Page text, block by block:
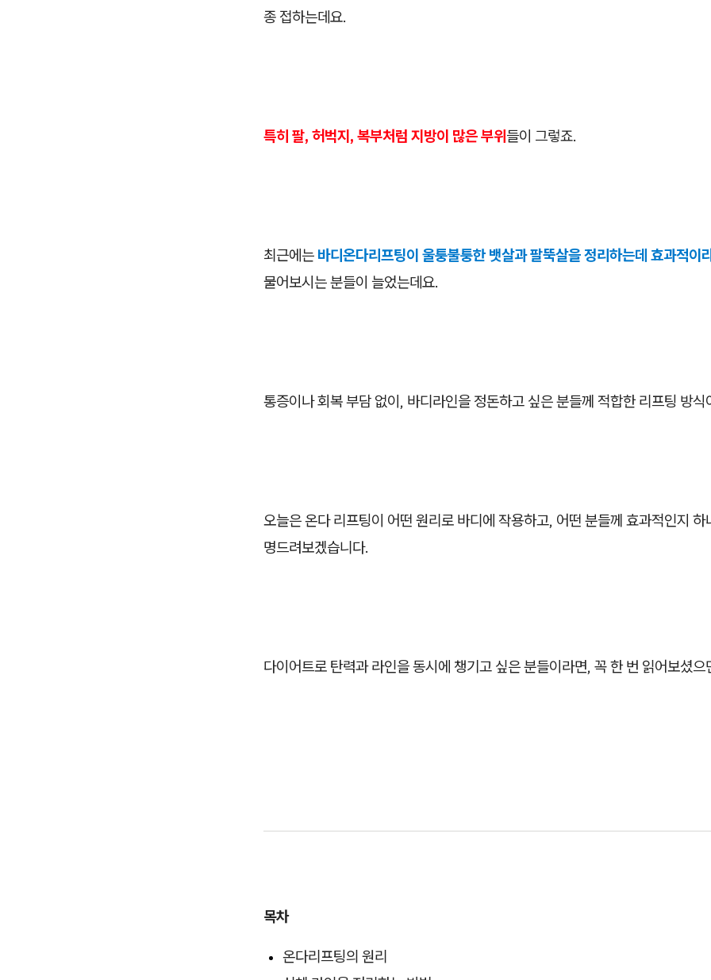
종 접하는데요.
특히 팔, 허벅지, 복부처럼 지방이 많은 부위들이 그렇죠.
최근에는 바디온다리프팅이 울퉁불퉁한 뱃살과 팔뚝살을 정리하는데 효과적이
물어보시는 분들이 늘었는데요.
통증이나 회복 부담 없이, 바디라인을 정돈하고 싶은 분들께 적합한 리프팅 방식
오늘은 온다 리프팅이 어떤 원리로 바디에 작용하고, 어떤 분들께 효과적인지 하
명드려보겠습니다.
다이어트로 탄력과 라인을 동시에 챙기고 싶은 분들이라면, 꼭 한 번 읽어보셨으
목차
온다리프팅의 원리